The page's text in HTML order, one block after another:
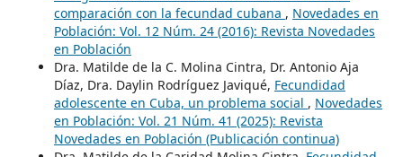
comparación con la fecundad cubana , Novedades en
Población: Vol. 12 Núm. 24 (2016): Revista Novedades
en Población
Dra. Matilde de la C. Molina Cintra, Dr. Antonio Aja
Díaz, Dra. Daylin Rodríguez Javiqué, Fecundidad
adolescente en Cuba, un problema social , Novedades
en Población: Vol. 21 Núm. 41 (2025): Revista
Novedades en Población (Publicación continua)